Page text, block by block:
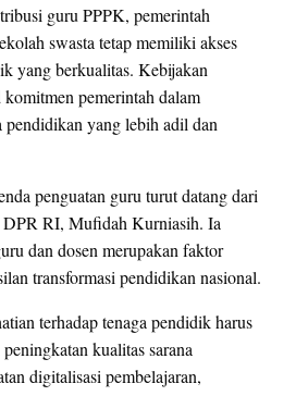
guru PPPK, pemerintah
swasta tetap memiliki akses
yang berkualitas. Kebijakan
pemerintah dalam
pendidikan yang lebih adil dan
penguatan guru turut datang dari
RI, Mufidah Kurniasih. Ia
dan dosen merupakan faktor
transformasi pendidikan nasional.
terhadap tenaga pendidik harus
kualitas sarana
digitalisasi pembelajaran,